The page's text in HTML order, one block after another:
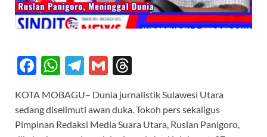
F
e
b
W
at
s
T
e
gr
G
ail e
a
KOTA MOBAGU– Dunia jurnalistik Sulawesi Utara
sedang diselimuti awan duka. Tokoh pers sekaligus
Pimpinan Redaksi Media Suara Utara, Ruslan Panigoro,